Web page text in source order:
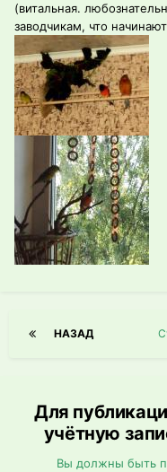
(витальная.
заводчикам, что
НАЗАД
Для
учётную
Вы должны быть